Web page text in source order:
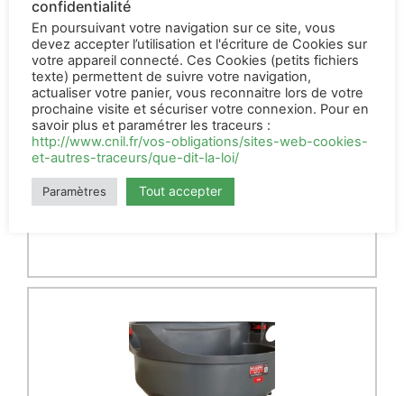
Bouchon pour nourrisseur
Milkbar
4,10€ HT
AJOUTER AU PANIER
confidentialité
En poursuivant votre navigation sur ce site, vous
devez accepter l’utilisation et l'écriture de Cookies sur
votre appareil connecté. Ces Cookies (petits fichiers
texte) permettent de suivre votre navigation,
actualiser votre panier, vous reconnaitre lors de votre
prochaine visite et sécuriser votre connexion. Pour en
savoir plus et paramétrer les traceurs :
http://www.cnil.fr/vos-obligations/sites-web-cookies-
et-autres-traceurs/que-dit-la-loi/
Paramètres Tout accepter